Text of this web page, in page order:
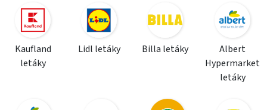
Kaufland
letáky
Lidl letáky Billa letáky
Albert
Hypermarket
letáky